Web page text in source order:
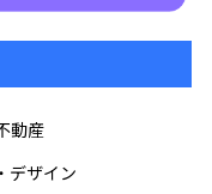
動産
デザイン